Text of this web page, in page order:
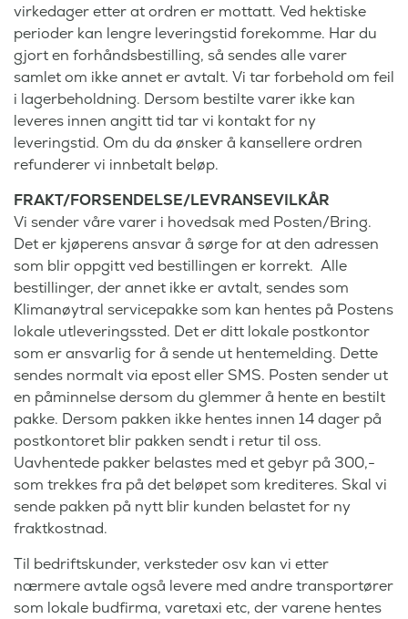
virkedager etter at ordren er mottatt. Ved hektiske
perioder kan lengre leveringstid forekomme. Har du
gjort en forhåndsbestilling, så sendes alle varer
samlet om ikke annet er avtalt. Vi tar forbehold om feil
i lagerbeholdning. Dersom bestilte varer ikke kan
leveres innen angitt tid tar vi kontakt for ny
leveringstid. Om du da ønsker å kansellere ordren
refunderer vi innbetalt beløp.
FRAKT/FORSENDELSE/LEVRANSEVILKÅR
Vi sender våre varer i hovedsak med Posten/Bring.
Det er kjøperens ansvar å sørge for at den adressen
som blir oppgitt ved bestillingen er korrekt. Alle
bestillinger, der annet ikke er avtalt, sendes som
Klimanøytral servicepakke som kan hentes på Postens
lokale utleveringssted. Det er ditt lokale postkontor
som er ansvarlig for å sende ut hentemelding. Dette
sendes normalt via epost eller SMS. Posten sender ut
en påminnelse dersom du glemmer å hente en bestilt
pakke. Dersom pakken ikke hentes innen 14 dager på
postkontoret blir pakken sendt i retur til oss.
Uavhentede pakker belastes med et gebyr på 300,-
som trekkes fra på det beløpet som krediteres. Skal vi
sende pakken på nytt blir kunden belastet for ny
fraktkostnad.
Til bedriftskunder, verksteder osv kan vi etter
nærmere avtale også levere med andre transportører
som lokale budfirma, varetaxi etc, der varene hentes